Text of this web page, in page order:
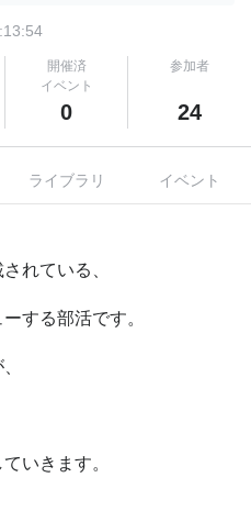
開催済
イベント
0
参加者
24
ライブラリ イベント
れている、
する部活です。
いきます。